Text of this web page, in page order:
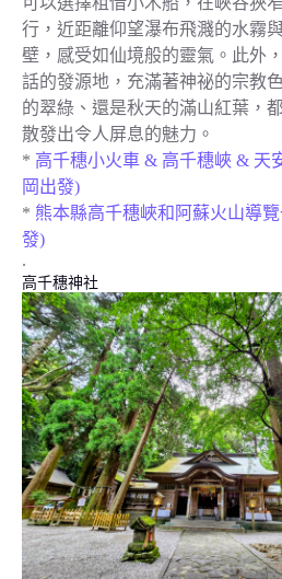
行，近距離仰望瀑布飛濺的水霧
壁，感受如仙境般的靈氣。此外
話的發源地，充滿著神祕的宗教
的翠綠、還是秋天的滿山紅葉，
散發出令人屏息的魅力。
* 高千穗小火車 & 高千穗峽 & 天
岡出發)
* 熊本縣高千穗峽和阿蘇火山導
發)
.
高千穗神社